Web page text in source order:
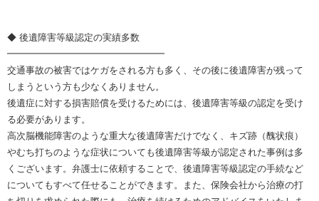
◆ 後遺障害等級認定の実績多数
━━━━━━━━━━━━━━━━━
交通事故の被害ではケガをされる方も多く、その後に後遺障害が残って
しまうという方も少なくありません。
後遺症に対する損害賠償を受けるためには、後遺障害等級の認定を受け
る必要があります。
高次脳機能障害のような重大な後遺障害だけでなく、キズ跡（醜状痕）
やむち打ちのような症状についても後遺障害等級が認定された事例は多
くございます。弁護士に依頼することで、後遺障害等級認定の手続など
についてもすべて任せることができます。また、保険会社から治療の打